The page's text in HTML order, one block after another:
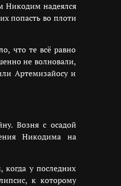
Никодим надеялся
попасть во плоти
что те всё равно
не волновали,
Артемизайосу и
Возня с осадой
Никодима на
у последних
к которому